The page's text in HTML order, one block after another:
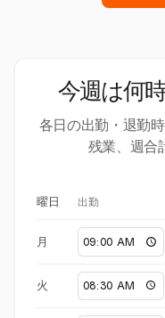
今週は何
各日の出勤・退勤
残業、週合
曜日 出勤
月
火